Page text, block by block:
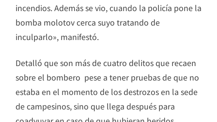
incendios. Además se vio, cuando la policía pone la
bomba molotov cerca suyo tratando de
inculparlo», manifestó.
Detalló que son más de cuatro delitos que recaen
sobre el bombero pese a tener pruebas de que no
estaba en el momento de los destrozos en la sede
de campesinos, sino que llega después para